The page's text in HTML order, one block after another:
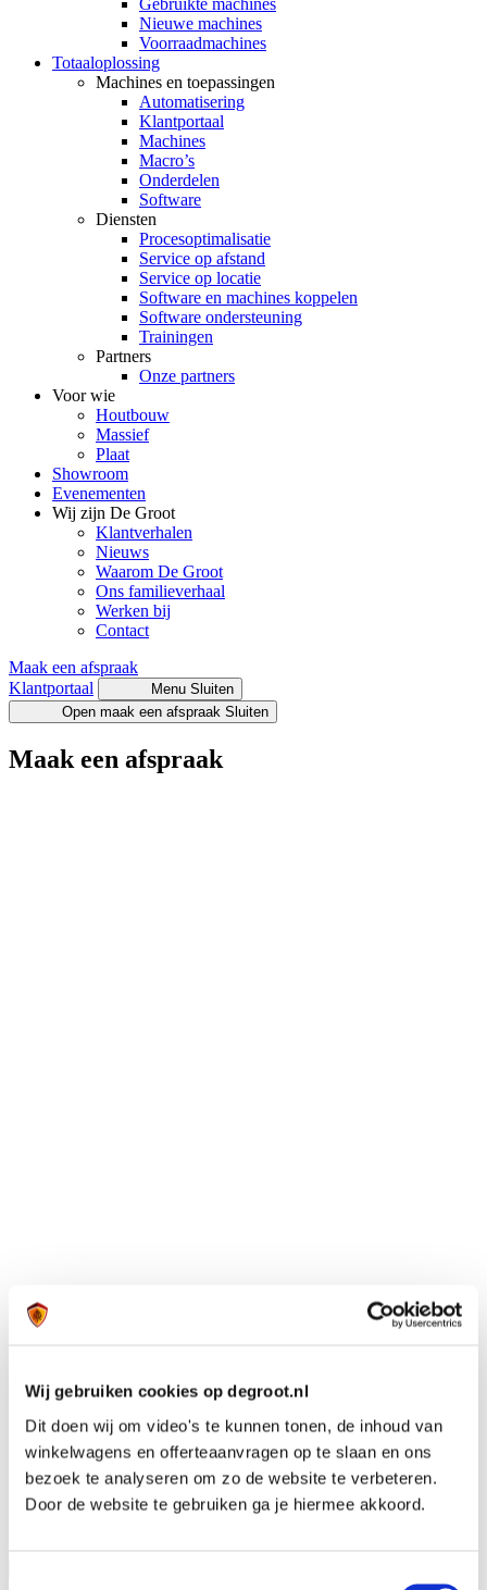
Wij gebruiken cookies op degroot.nl
Dit doen wij om video's te kunnen tonen, de inhoud van
winkelwagens en offerteaanvragen op te slaan en ons
bezoek te analyseren om zo de website te verbeteren.
Door de website te gebruiken ga je hiermee akkoord.
Gebruikte machines
Nieuwe machines
Voorraadmachines
Totaaloplossing
Machines en toepassingen
Automatisering
Klantportaal
Machines
Macro’s
Onderdelen
Software
Diensten
Procesoptimalisatie
Service op afstand
Service op locatie
Software en machines koppelen
Software ondersteuning
Trainingen
Partners
Onze partners
Voor wie
Houtbouw
Massief
Plaat
Showroom
Evenementen
Wij zijn De Groot
Klantverhalen
Nieuws
Waarom De Groot
Ons familieverhaal
Werken bij
Contact
Maak een afspraak
Klantportaal
Menu Sluiten
Open maak een afspraak Sluiten
Maak een afspraak